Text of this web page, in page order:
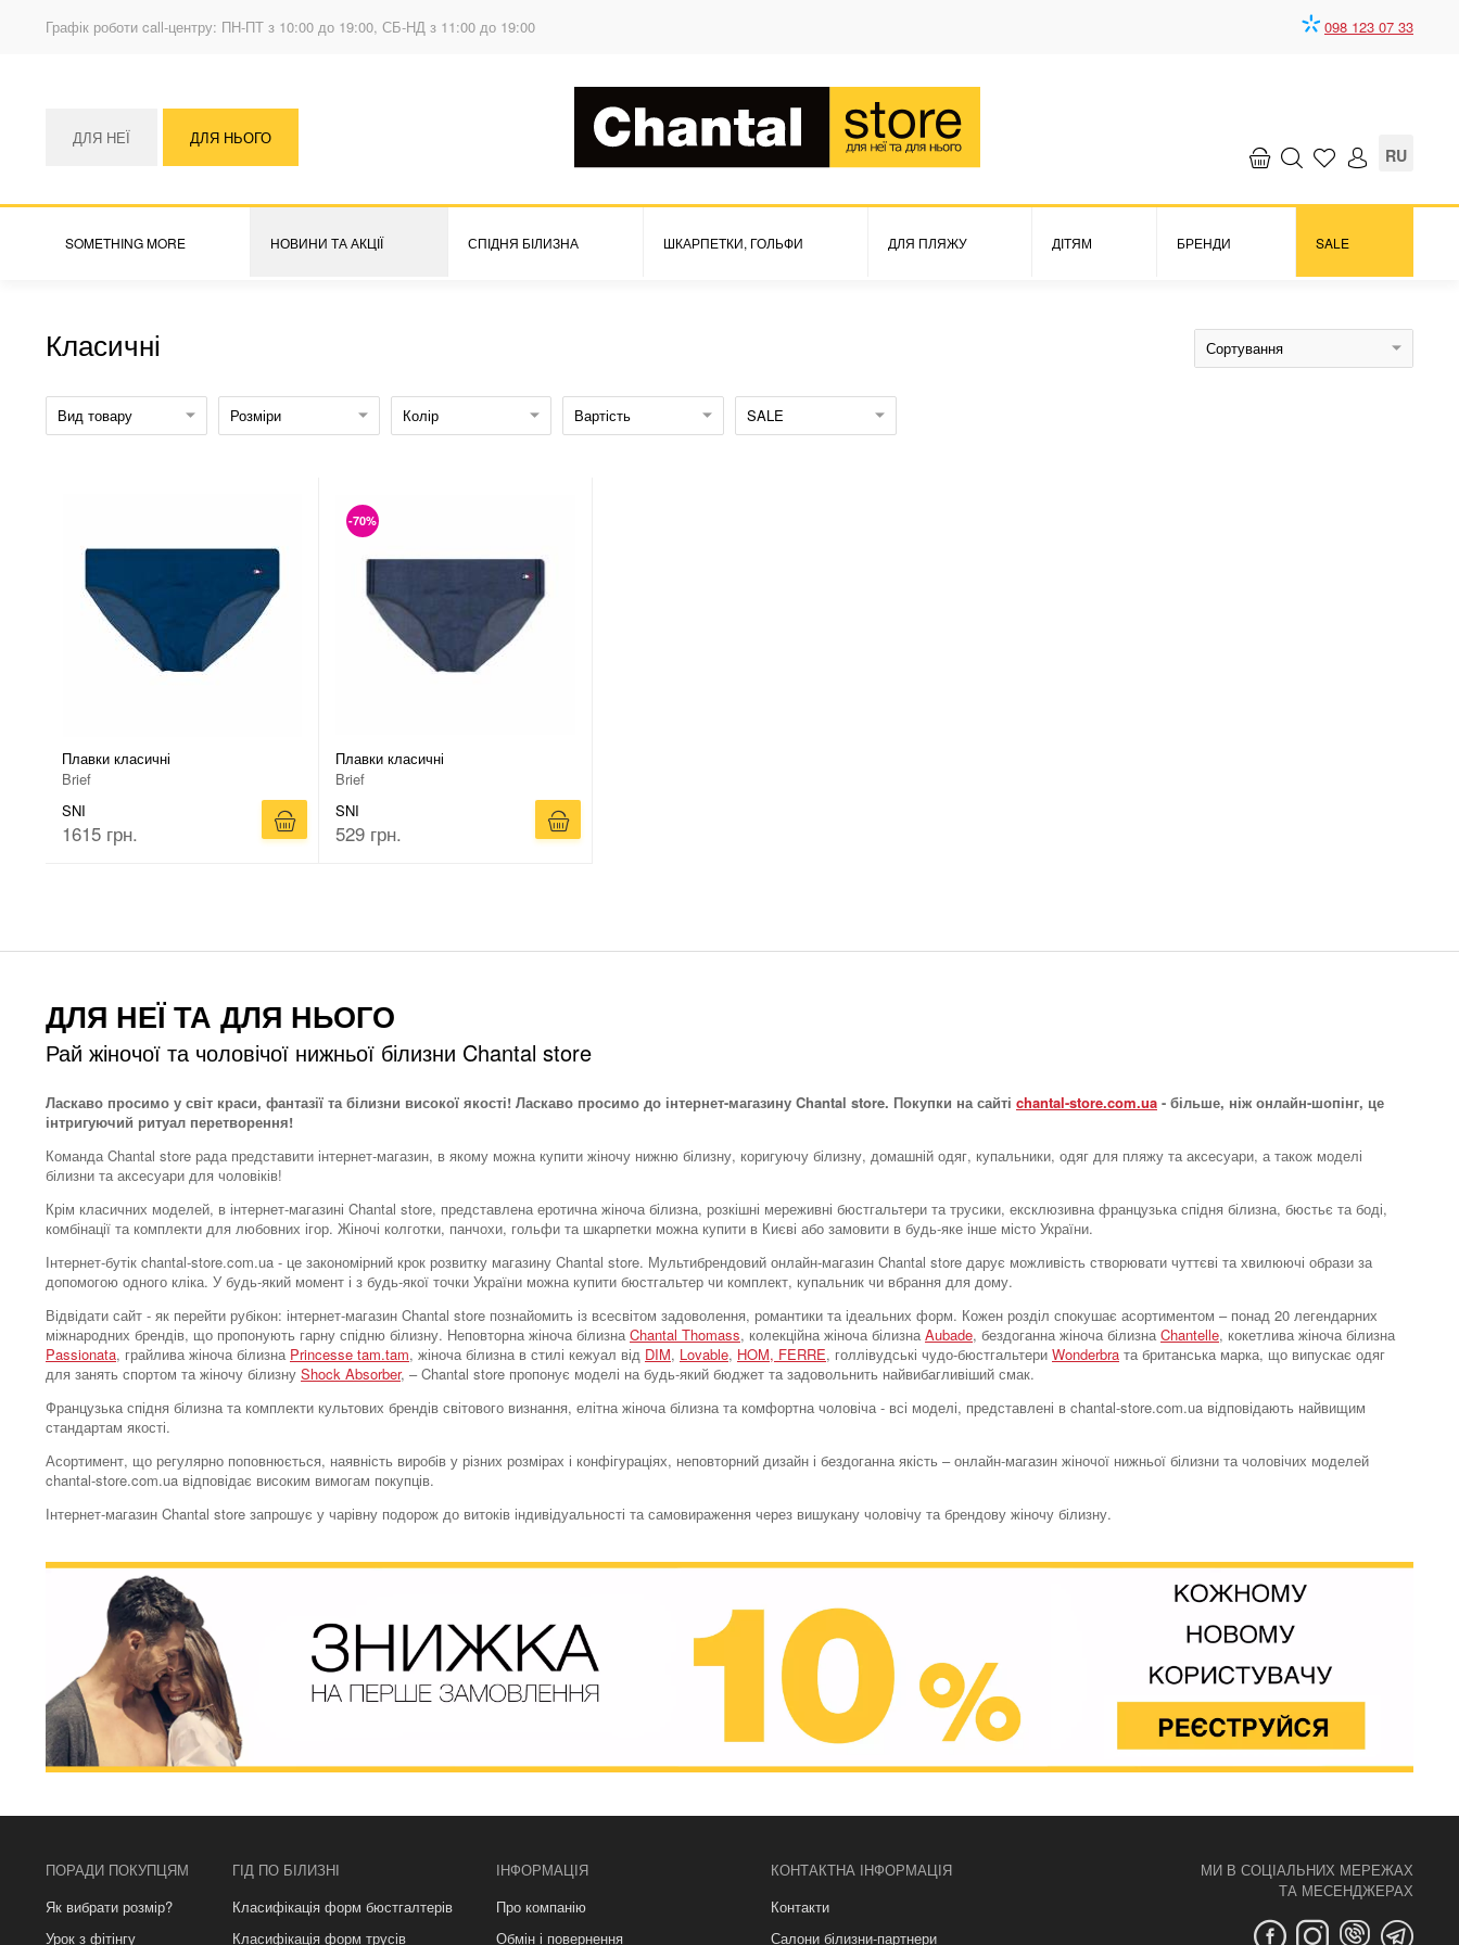
Графік роботи call-центру: ПН-ПТ з 10:00 до 19:00, СБ-НД з 11:00 до 19:00 098 123 07 33
ДЛЯ НЕЇ ДЛЯ НЬОГО
RU
SOMETHING MORE НОВИНИ ТА АКЦІЇ СПІДНЯ БІЛИЗНА ШКАРПЕТКИ, ГОЛЬФИ ДЛЯ ПЛЯЖУ ДІТЯМ БРЕНДИ SALE
Класичні Сортування
Вид товару Розміри Колір Вартість SALE
Плавки класичні
Brief
SNI
1615 грн.
-70%
Плавки класичні
Brief
SNI
529 грн.
ДЛЯ НЕЇ ТА ДЛЯ НЬОГО
Рай жіночої та чоловічої нижньої білизни Chantal store
Ласкаво просимо у світ краси, фантазії та білизни високої якості! Ласкаво просимо до інтернет-магазину Chantal store. Покупки на сайті chantal-store.com.ua - більше, ніж онлайн-шопінг, це
інтригуючий ритуал перетворення!
Команда Chantal store рада представити інтернет-магазин, в якому можна купити жіночу нижню білизну, коригуючу білизну, домашній одяг, купальники, одяг для пляжу та аксесуари, а також моделі
білизни та аксесуари для чоловіків!
Крім класичних моделей, в інтернет-магазині Chantal store, представлена ​​еротична жіноча білизна, розкішні мереживні бюстгальтери та трусики, ексклюзивна французька спідня білизна, бюстьє та боді,
комбінації та комплекти для любовних ігор. Жіночі колготки, панчохи, гольфи та шкарпетки можна купити в Києві або замовити в будь-яке інше місто України.
Інтернет-бутік chantal-store.com.ua - це закономірний крок розвитку магазину Chantal store. Мультибрендовий онлайн-магазин Chantal store дарує можливість створювати чуттєві та хвилюючі образи за
допомогою одного кліка. У будь-який момент і з будь-якої точки України можна купити бюстгальтер чи комплект, купальник чи вбрання для дому.
Відвідати сайт - як перейти рубікон: інтернет-магазин Chantal store познайомить із всесвітом задоволення, романтики та ідеальних форм. Кожен розділ спокушає асортиментом – понад 20 легендарних
міжнародних брендів, що пропонують гарну спідню білизну. Неповторна жіноча білизнаChantal Thomass, колекційна жіноча білизнаAubade, бездоганна жіноча білизнаChantelle, кокетлива жіноча білизна
Passionata, грайлива жіноча білизна Princesse tam.tam, жіноча білизна в стилі кежуал від DIM, Lovable, HOM, FERRE, голлівудські чудо-бюстгальтери Wonderbra та британська марка, що випускає одяг
для занять спортом та жіночу білизну Shock Absorber, – Chantal store пропонує моделі на будь-який бюджет та задовольнить найвибагливіший смак.
Французька спідня білизна та комплекти культових брендів світового визнання, елітна жіноча білизна та комфортна чоловіча - всі моделі, представлені в chantal-store.com.ua відповідають найвищим
стандартам якості.
Асортимент, що регулярно поповнюється, наявність виробів у різних розмірах і конфігураціях, неповторний дизайн і бездоганна якість – онлайн-магазин жіночої нижньої білизни та чоловічих моделей
chantal-store.com.ua відповідає високим вимогам покупців.
Інтернет-магазин Chantal store запрошує у чарівну подорож до витоків індивідуальності та самовираження через вишукану чоловічу та брендову жіночу білизну.
ПОРАДИ ПОКУПЦЯМ
Як вибрати розмір?
Урок з фітінгу
ГІД ПО БІЛИЗНІ
Класифікація форм бюстгалтерів
Класифікація форм трусів
ІНФОРМАЦІЯ
Про компанію
Обмін і повернення
КОНТАКТНА ІНФОРМАЦІЯ
Контакти
Салони білизни-партнери
МИ В СОЦІАЛЬНИХ МЕРЕЖАХ
ТА МЕСЕНДЖЕРАХ